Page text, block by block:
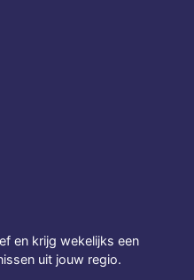
en krijg wekelijks een
uit jouw regio.